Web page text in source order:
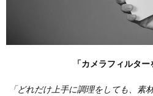
「カメラフィルター
「どれだけ上手に調理をしても、素